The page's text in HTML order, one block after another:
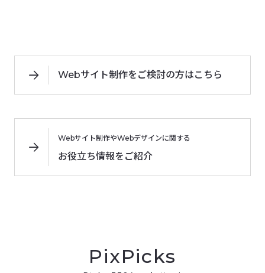
Webサイト制作をご検討の方はこちら
Webサイト制作やWebデザインに関する
お役立ち情報をご紹介
PixPicks